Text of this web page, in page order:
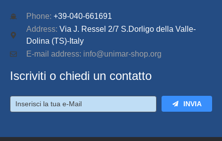
Phone: +39-040-661691
Address: Via J. Ressel 2/7 S.Dorligo della Valle-
Dolina (TS)-Italy
E-mail address: info@unimar-shop.org
Iscriviti o chiedi un contatto
INVIA